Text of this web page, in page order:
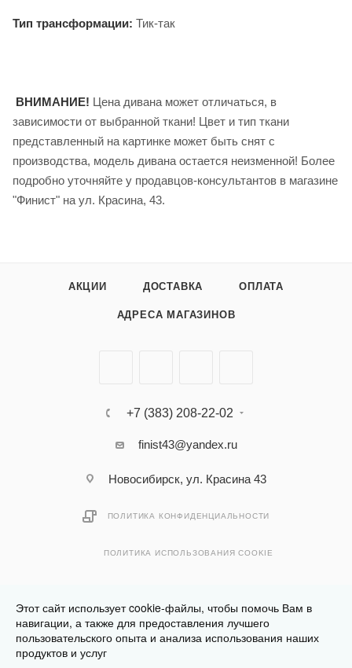
Тип трансформации: Тик-так
ВНИМАНИЕ! Цена дивана может отличаться, в
зависимости от выбранной ткани! Цвет и тип ткани
представленный на картинке может быть снят с
производства, модель дивана остается неизменной! Более
подробно уточняйте у продавцов-консультантов в магазине
"Финист" на ул. Красина, 43.
АКЦИИ ДОСТАВКА ОПЛАТА
АДРЕСА МАГАЗИНОВ
+7 (383) 208-22-02
finist43@yandex.ru
Новосибирск, ул. Красина 43
ПОЛИТИКА КОНФИДЕНЦИАЛЬНОСТИ
ПОЛИТИКА ИСПОЛЬЗОВАНИЯ COOKIE
Разработано вКлюква.Студия
Этот сайт использует cookie-файлы, чтобы помочь Вам в
навигации, а также для предоставления лучшего
пользовательского опыта и анализа использования наших
продуктов и услуг